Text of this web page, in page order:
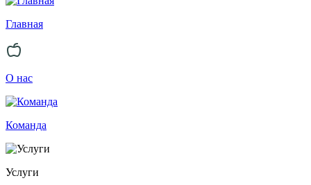
Главная
О нас
Команда
Услуги